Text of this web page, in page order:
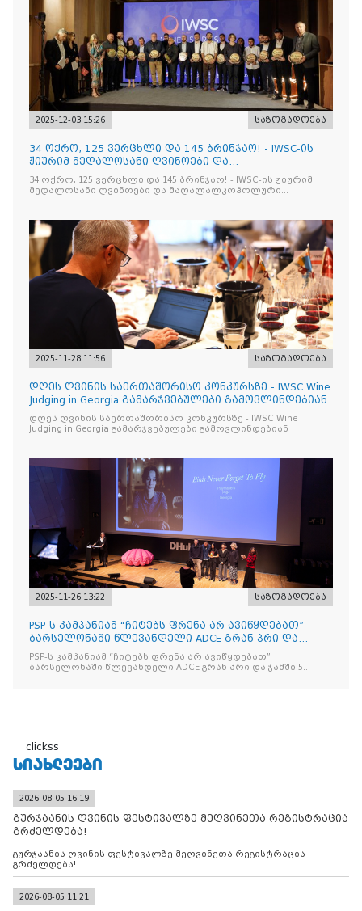
2025-12-03 15:26 საზოგადოება
34 ოქრო, 125 ვერცხლი და 145 ბრინჯაო! - IWSC-ის
ჟიურიმ მედალოსანი ღვინოები და
მაღალალკოჰოლური სასმელე
34 ოქრო, 125 ვერცხლი და 145 ბრინჯაო! - IWSC-ის ჟიურიმ
მედალოსანი ღვინოები და მაღალალკოჰოლური
2025-11-28 11:56 საზოგადოება
დღეს ღვინის საერთაშორისო კონკურსზე - IWSC Wine
Judging in Georgia გამარჯვებულები გამოვლინდებიან
დღეს ღვინის საერთაშორისო კონკურსზე - IWSC Wine
Judging in Georgia გამარჯვებულები გამოვლინდებიან
2025-11-26 13:22 საზოგადოება
PSP-ს კამპანიამ “ჩიტებს ფრენა არ ავიწყდებათ”
ბარსელონაში წლევანდელი ADCE გრან პრი და
ჯამში 5 ჯილდო მ
PSP-ს კამპანიამ “ჩიტებს ფრენა არ ავიწყდებათ”
ბარსელონაში წლევანდელი ADCE გრან პრი და ჯამში 5
clickss
ᲡᲘᲐᲮᲚᲔᲔᲑᲘ
2026-08-05 16:19
გურჯაანის ღვინის ფესტივალზე მეღვინეთა რეგისტრაცია
გრძელდება!
გურჯაანის ღვინის ფესტივალზე მეღვინეთა რეგისტრაცია
გრძელდება!
2026-08-05 11:21